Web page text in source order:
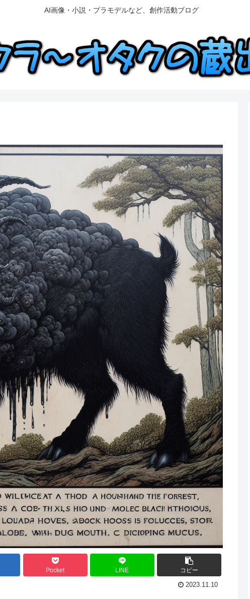
AI画像・小説・プラモデルなど、創作活動ブログ
Pocket LINE コピー
2023.11.10